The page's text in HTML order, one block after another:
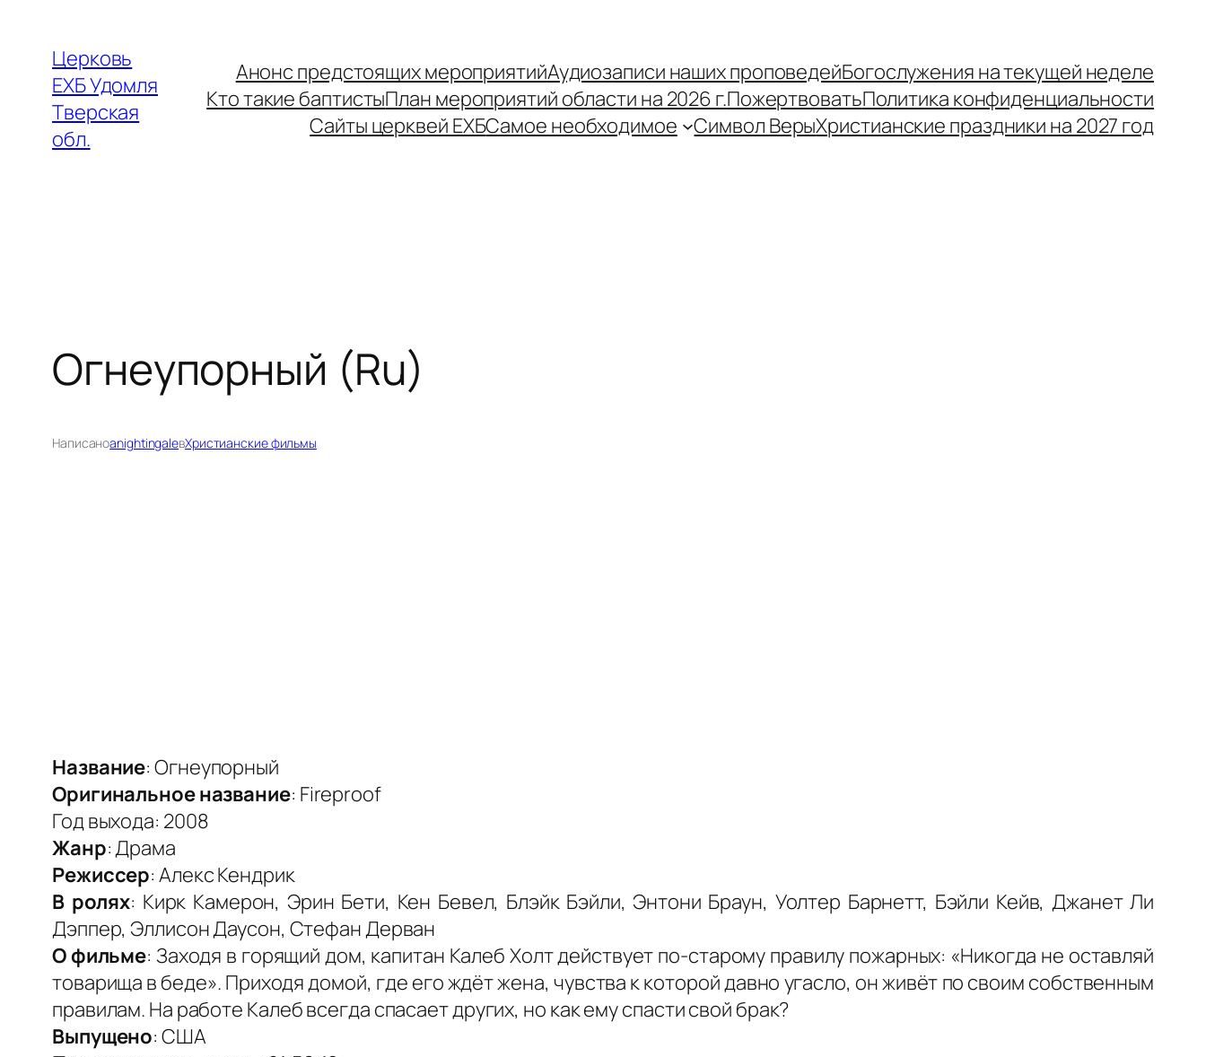
содержимому
Церковь
ЕХБ Удомля
Тверская
обл.
Анонс предстоящих мероприятийАудиозаписи наших проповедейБогослужения на текущей неделе
Кто такие баптистыПлан мероприятий области на 2026 г.ПожертвоватьПолитика конфиденциальности
Сайты церквей ЕХБСамое необходимое Символ ВерыХристианские праздники на 2027 год
Огнеупорный (Ru)
НаписаноanightingaleвХристианские фильмы
Название: Огнеупорный
Оригинальное название: Fireproof
Год выхода: 2008
Жанр: Драма
Режиссер: Алекс Кендрик
В ролях: Кирк Камерон, Эрин Бети, Кен Бевел, Блэйк Бэйли, Энтони Браун, Уолтер Барнетт, Бэйли Кейв, Джанет Ли
Дэппер, Эллисон Даусон, Стефан Дерван
О фильме: Заходя в горящий дом, капитан Калеб Холт действует по-старому правилу пожарных: «Никогда не оставляй
товарища в беде». Приходя домой, где его ждёт жена, чувства к которой давно угасло, он живёт по своим собственным
правилам. На работе Калеб всегда спасает других, но как ему спасти свой брак?
Выпущено: США